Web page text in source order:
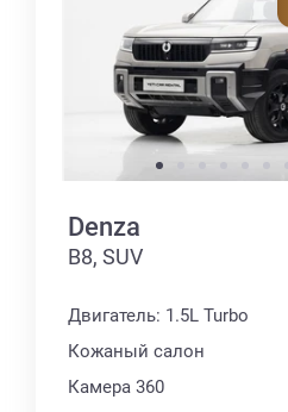
Denza
B8, SUV
Двигатель: 1.5L Turbo
Кожаный салон
Камера 360